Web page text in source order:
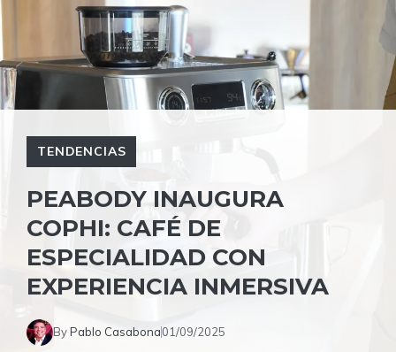
TENDENCIAS
PEABODY INAUGURA
COPHI: CAFÉ DE
ESPECIALIDAD CON
EXPERIENCIA INMERSIVA
ByPablo Casabona01/09/2025